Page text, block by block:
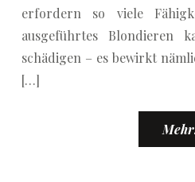
erfordern so viele
ausgeführtes Blondieren
schädigen – es bewirkt
[…]